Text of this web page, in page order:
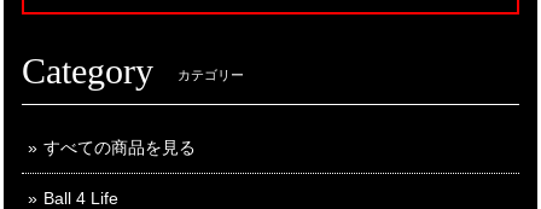
Category カテゴリー
すべての商品を見る
Ball 4 Life